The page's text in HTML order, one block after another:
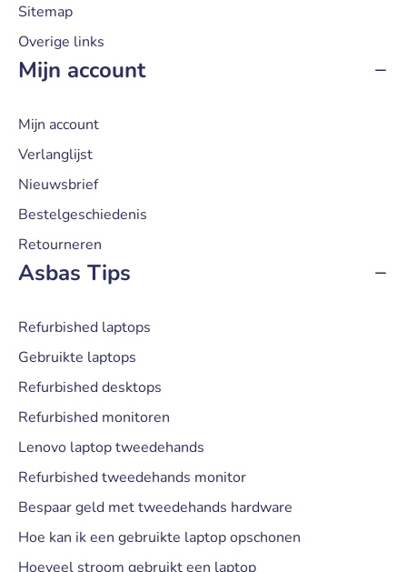
Sitemap
Overige links
Mijn account
Mijn account
Verlanglijst
Nieuwsbrief
Bestelgeschiedenis
Retourneren
Asbas Tips
Refurbished laptops
Gebruikte laptops
Refurbished desktops
Refurbished monitoren
Lenovo laptop tweedehands
Refurbished tweedehands monitor
Bespaar geld met tweedehands hardware
Hoe kan ik een gebruikte laptop opschonen
Hoeveel stroom gebruikt een laptop